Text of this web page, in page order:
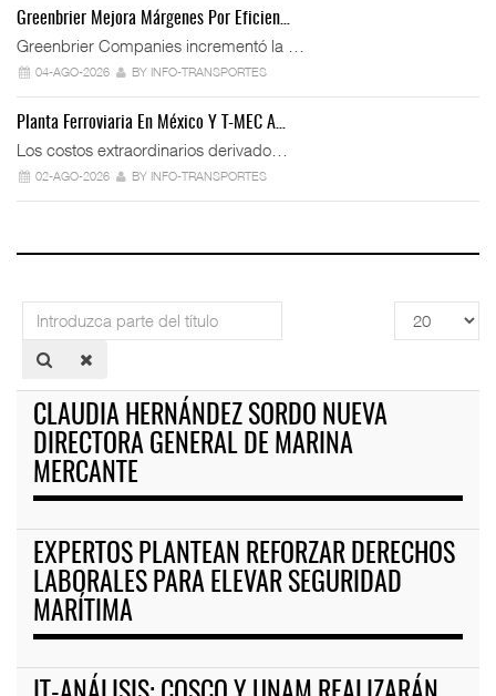
Greenbrier Mejora Márgenes Por Eficien…
Greenbrier Companies incrementó la …
04-AGO-2026 BY INFO-TRANSPORTES
Planta Ferroviaria En México Y T-MEC A…
Los costos extraordinarios derivado…
02-AGO-2026 BY INFO-TRANSPORTES
Introduzca
parte
del
Cantidad
a
CLAUDIA HERNÁNDEZ SORDO NUEVA
DIRECTORA GENERAL DE MARINA
MERCANTE
EXPERTOS PLANTEAN REFORZAR DERECHOS
LABORALES PARA ELEVAR SEGURIDAD
MARÍTIMA